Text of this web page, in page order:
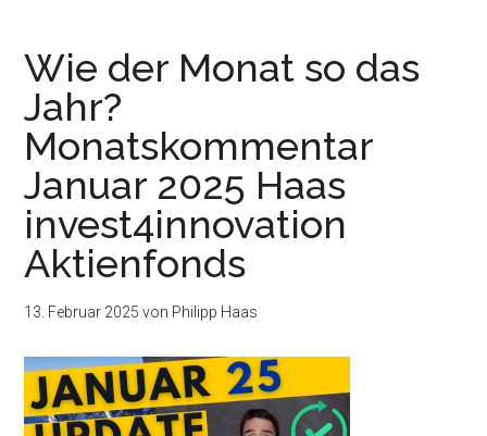
Wie der Monat so das
Jahr?
Monatskommentar
Januar 2025 Haas
invest4innovation
Aktienfonds
13. Februar 2025 von Philipp Haas